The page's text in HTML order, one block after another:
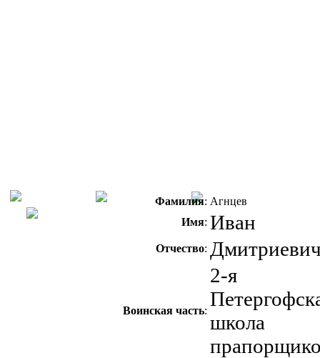
Фамилия: Агнцев
Имя: Иван
Отчество:
Воинская часть:
2-я
школа